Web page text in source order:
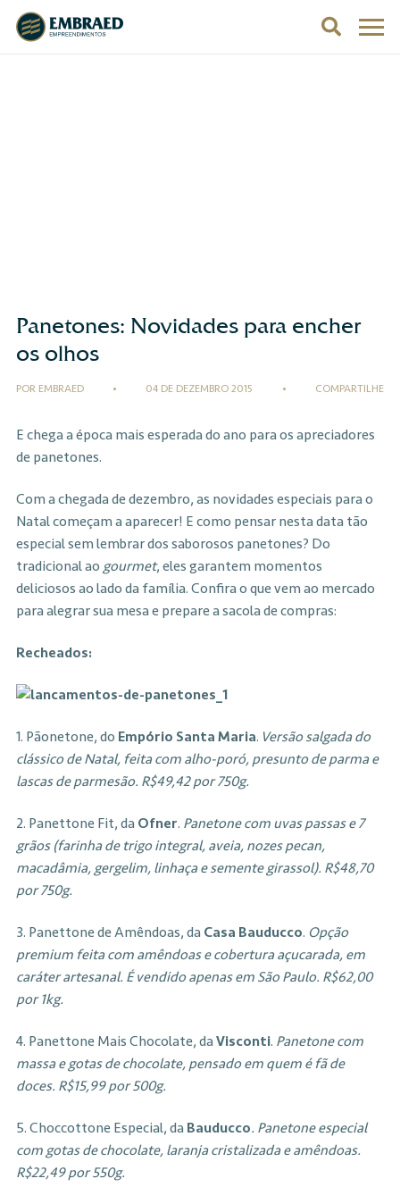
Panetones: Novidades para encher
os olhos
POR EMBRAED • 04 DE DEZEMBRO 2015 • COMPARTILHE
E chega a época mais esperada do ano para os apreciadores
de panetones.
Com a chegada de dezembro, as novidades especiais para o
Natal começam a aparecer! E como pensar nesta data tão
especial sem lembrar dos saborosos panetones? Do
tradicional ao gourmet, eles garantem momentos
deliciosos ao lado da família. Confira o que vem ao mercado
para alegrar sua mesa e prepare a sacola de compras:
Recheados:
1. Pãonetone, do Empório Santa Maria. Versão salgada do
clássico de Natal, feita com alho-poró, presunto de parma e
lascas de parmesão. R$49,42 por 750g.
2. Panettone Fit, da Ofner. Panetone com uvas passas e 7
grãos (farinha de trigo integral, aveia, nozes pecan,
macadâmia, gergelim, linhaça e semente girassol). R$48,70
por 750g.
3. Panettone de Amêndoas, da Casa Bauducco. Opção
premium feita com amêndoas e cobertura açucarada, em
caráter artesanal. É vendido apenas em São Paulo. R$62,00
por 1kg.
4. Panettone Mais Chocolate, da Visconti. Panetone com
massa e gotas de chocolate, pensado em quem é fã de
doces. R$15,99 por 500g.
5. Choccottone Especial, da Bauducco. Panetone especial
com gotas de chocolate, laranja cristalizada e amêndoas.
R$22,49 por 550g.